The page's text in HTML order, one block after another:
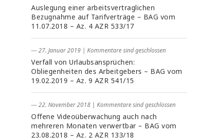
Auslegung einer arbeitsvertraglichen
Bezugnahme auf Tarifverträge – BAG vom
11.07.2018 – Az. 4 AZR 533/17
― 27. Januar 2019 | Kommentare sind geschlossen
Verfall von Urlaubsansprüchen:
Obliegenheiten des Arbeitgebers – BAG vom
19.02.2019 – Az. 9 AZR 541/15
― 22. November 2018 | Kommentare sind geschlossen
Offene Videoüberwachung auch nach
mehreren Monaten verwertbar – BAG vom
23.08.2018 – Az. 2 AZR 133/18